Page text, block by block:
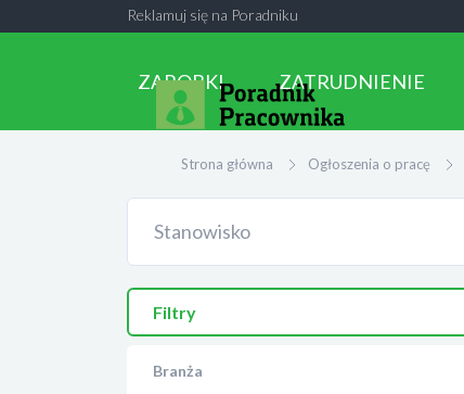
Reklamuj się na Poradniku
ZAROBKI ZATRUDNIENIE
Strona główna Ogłoszenia o pracę
Filtry
Branża